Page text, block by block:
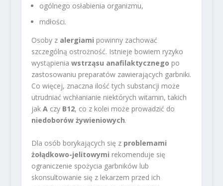
ogólnego osłabienia organizmu,
mdłości.
Osoby z alergiami powinny zachować
szczególną ostrożność. Istnieje bowiem ryzyko
wystąpienia wstrząsu anafilaktycznego po
zastosowaniu preparatów zawierających garbniki.
Co więcej, znaczna ilość tych substancji może
utrudniać wchłanianie niektórych witamin, takich
jak Aczy B12, co z kolei może prowadzić do
niedoborów żywieniowych.
Dla osób borykających się z problemami
żołądkowo-jelitowymi rekomenduje się
ograniczenie spożycia garbników lub
skonsultowanie się z lekarzem przed ich